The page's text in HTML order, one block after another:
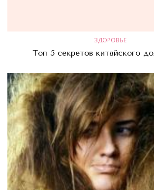
ЗДОРОВЬЕ
Топ 5 секретов китайского